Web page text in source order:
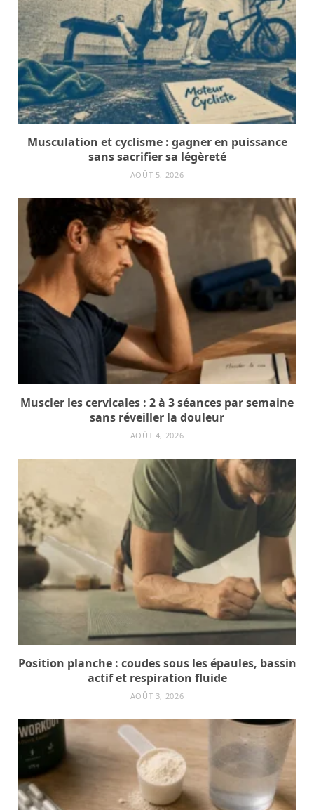
Musculation et cyclisme : gagner en puissance
sans sacrifier sa légèreté
AOÛT 5, 2026
Muscler les cervicales : 2 à 3 séances par semaine
sans réveiller la douleur
AOÛT 4, 2026
Position planche : coudes sous les épaules, bassin
actif et respiration fluide
AOÛT 3, 2026